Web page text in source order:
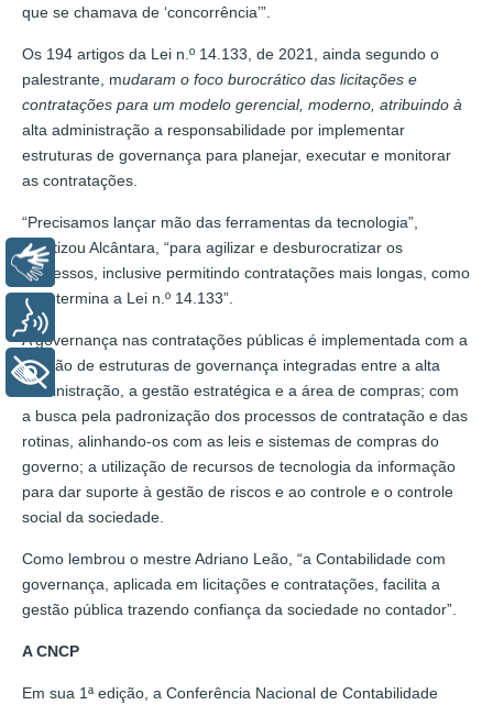
que se chamava de ‘concorrência’”.
Os 194 artigos da Lei n.º 14.133, de 2021, ainda segundo o
palestrante, mudaram o foco burocrático das licitações e
contratações para um modelo gerencial, moderno, atribuindo à
alta administração a responsabilidade por implementar
estruturas de governança para planejar, executar e monitorar
as contratações.
“Precisamos lançar mão das ferramentas da tecnologia”,
enfatizou Alcântara, “para agilizar e desburocratizar os
processos, inclusive permitindo contratações mais longas, como
já determina a Lei n.º 14.133”.
A governança nas contratações públicas é implementada com a
criação de estruturas de governança integradas entre a alta
administração, a gestão estratégica e a área de compras; com
a busca pela padronização dos processos de contratação e das
rotinas, alinhando-os com as leis e sistemas de compras do
governo; a utilização de recursos de tecnologia da informação
para dar suporte à gestão de riscos e ao controle e o controle
social da sociedade.
Como lembrou o mestre Adriano Leão, “a Contabilidade com
governança, aplicada em licitações e contratações, facilita a
gestão pública trazendo confiança da sociedade no contador”.
A CNCP
Em sua 1ª edição, a Conferência Nacional de Contabilidade
+ Acessibilidade